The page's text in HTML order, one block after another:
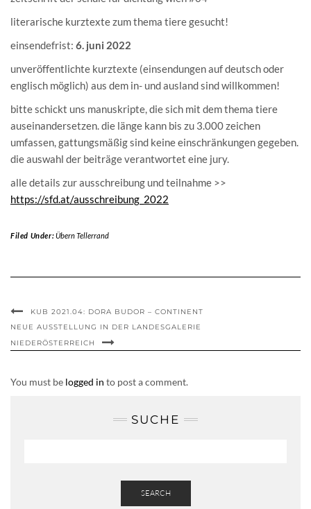
literarische kurztexte zum thema tiere gesucht!
einsendefrist: 6. juni 2022
unveröffentlichte kurztexte (einsendungen auf deutsch oder
englisch möglich) aus dem in- und ausland sind willkommen!
bitte schickt uns manuskripte, die sich mit dem thema tiere
auseinandersetzen. die länge kann bis zu 3.000 zeichen
umfassen, gattungsmäßig sind keine einschränkungen gegeben.
die auswahl der beiträge verantwortet eine jury.
alle details zur ausschreibung und teilnahme >>
https://sfd.at/ausschreibung_2022
Filed Under:Übern Tellerrand
KUB 2021.04: DORA BUDOR – CONTINENT
NEUE AUSSTELLUNG IN DER LANDESGALERIE
NIEDERÖSTERREICH
You must be logged in to post a comment.
SUCHE
SEARCH